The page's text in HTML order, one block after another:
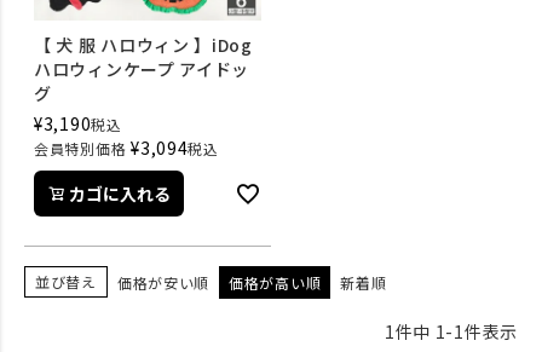
【 犬 服 ハロウィン 】iDog
ハロウィンケープ アイドッ
グ
¥3,190税込
会員特別価格 ¥3,094税込
カゴに入れる
並び替え 価格が安い順 価格が高い順 新着順
1件中 1-1件表示